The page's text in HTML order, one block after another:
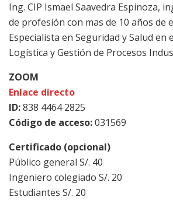
Ing. CIP Ismael Saavedra Espinoza,
de profesión con mas de 10 años de
Especialista en Seguridad y Salud en
Logística y Gestión de Procesos
ZOOM
Enlace directo
ID:838 4464 2825
Código de acceso:031569
Certificado (opcional)
Público general S/. 40
Ingeniero colegiado S/. 20
Estudiantes S/. 20